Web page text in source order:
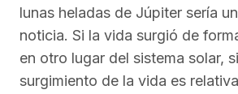
lunas heladas de Júpiter sería
noticia. Si la vida surgió de
en otro lugar del sistema solar,
surgimiento de la vida es